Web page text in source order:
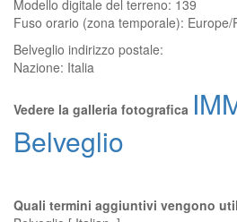
Modello digitale del terreno: 139
Fuso orario (zona temporale): Europe/
Belveglio indirizzo postale:
Nazione: Italia
Vedere la galleria fotografica
Belveglio
Quali termini aggiuntivi vengono